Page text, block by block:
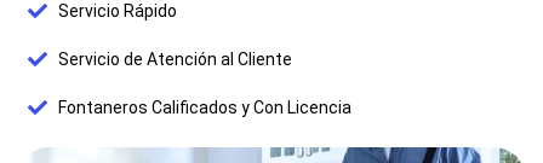
Servicio Rápido
Servicio de Atención al Cliente
Fontaneros Calificados y Con Licencia